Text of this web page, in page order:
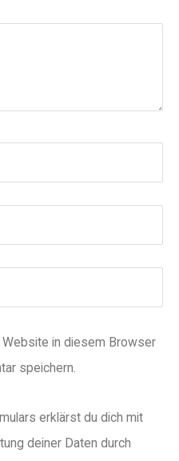
in diesem Browser
speichern.
erklärst du dich mit
deiner Daten durch